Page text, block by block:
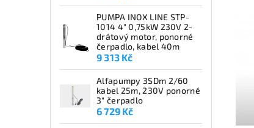
PUMPA INOX LINE STP-
1014 4" 0,75kW 230V 2-
drátový motor, ponorné
čerpadlo, kabel 40m
9 313 Kč
Alfapumpy 3SDm 2/60
kabel 25m, 230V ponorné
3" čerpadlo
6 729 Kč